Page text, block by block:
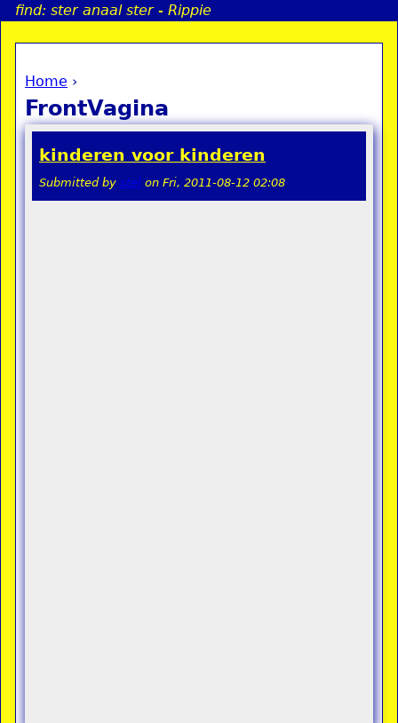
Jump to navigation
find: ster anaal ster - Rippie
You are here
Home ›
FrontVagina
kinderen voor kinderen
Submitted by stel on Fri, 2011-08-12 02:08